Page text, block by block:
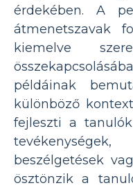
érdekében. A
átmenetszavak
kiemelve
példáinak
különböző
fejleszti a
beszélgetések
ösztönzik a